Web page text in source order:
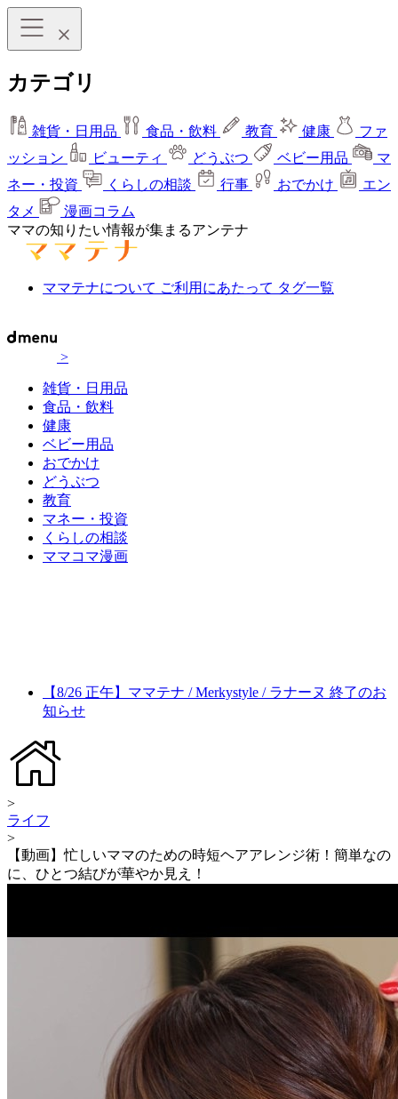
カテゴリ
雑貨・日用品 食品・飲料 教育 健康
ファ
ッション
ビューティ どうぶつ ベビー用品
マ
ネー・投資
くらしの相談 行事 おでかけ
エン
タメ
漫画コラム
ママの知りたい情報が集まるアンテナ
ママテナについて ご利用にあたって タグ一覧
>
雑貨・日用品
食品・飲料
健康
ベビー用品
おでかけ
どうぶつ
教育
マネー・投資
くらしの相談
ママコマ漫画
【8/26 正午】ママテナ / Merkystyle / ラナーヌ 終了のお
知らせ
>
ライフ
>
【動画】忙しいママのための時短ヘアアレンジ術！簡単なの
に、ひとつ結びが華やか見え！